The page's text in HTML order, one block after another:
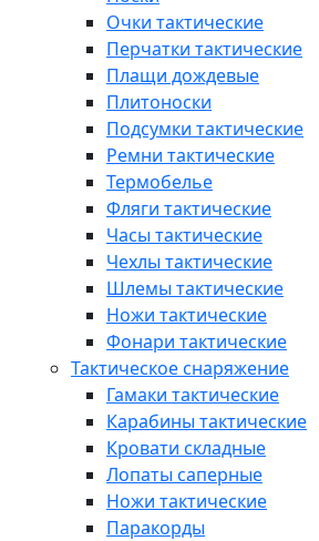
Очки тактические
Перчатки тактические
Плащи дождевые
Плитоноски
Подсумки тактические
Ремни тактические
Термобелье
Фляги тактические
Часы тактические
Чехлы тактические
Шлемы тактические
Ножи тактические
Фонари тактические
Тактическое снаряжение
Гамаки тактические
Карабины тактические
Кровати складные
Лопаты саперные
Ножи тактические
Паракорды